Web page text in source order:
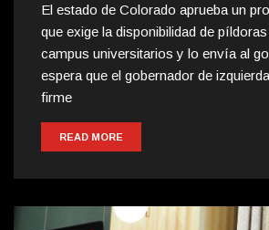
El estado de Colorado aprueba un
que exige la disponibilidad de
campus universitarios y lo envía al
espera que el gobernador de
firme
READ MORE